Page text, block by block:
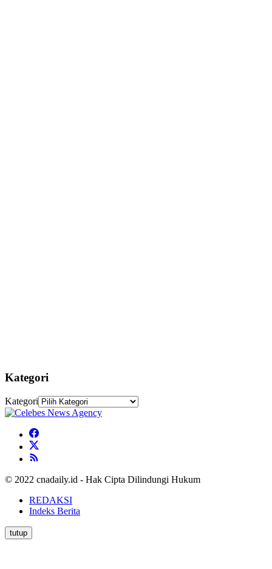
Kategori
Kategori
© 2022 cnadaily.id - Hak Cipta Dilindungi Hukum
REDAKSI
Indeks Berita
tutup